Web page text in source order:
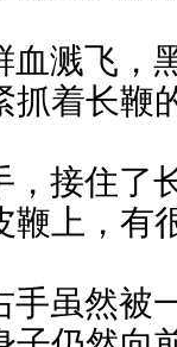
溅飞，
抓着长鞭
接住了
鞭上，有
虽然被